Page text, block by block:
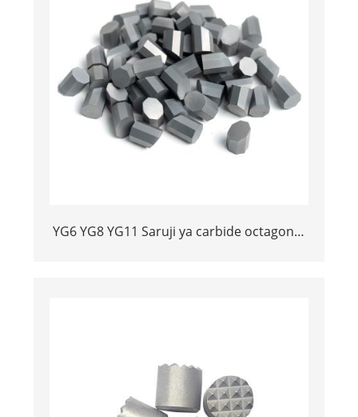
YG6 YG8 YG11 Saruji ya carbide octagonal